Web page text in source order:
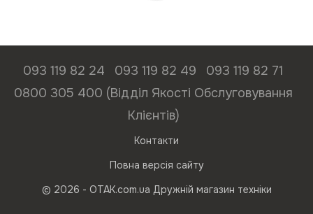
093 119 82 24 093 119 82 49
093 119 82 71
0800 305 400 (Відділ Якості Обслуговування
Клієнтів)
Контакти
Повна версія сайту
© 2026 - ОТАК.com.ua Дружній магазин техніки